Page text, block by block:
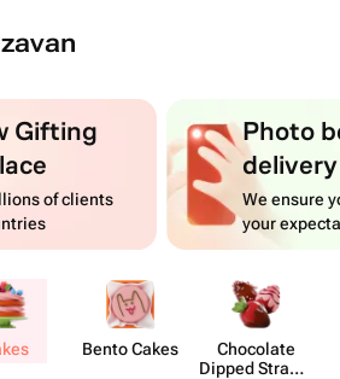
Gifting
of clients
Photo
delivery
We ensure
your
Bento Cakes
Chocolate
Dipped Strawb​